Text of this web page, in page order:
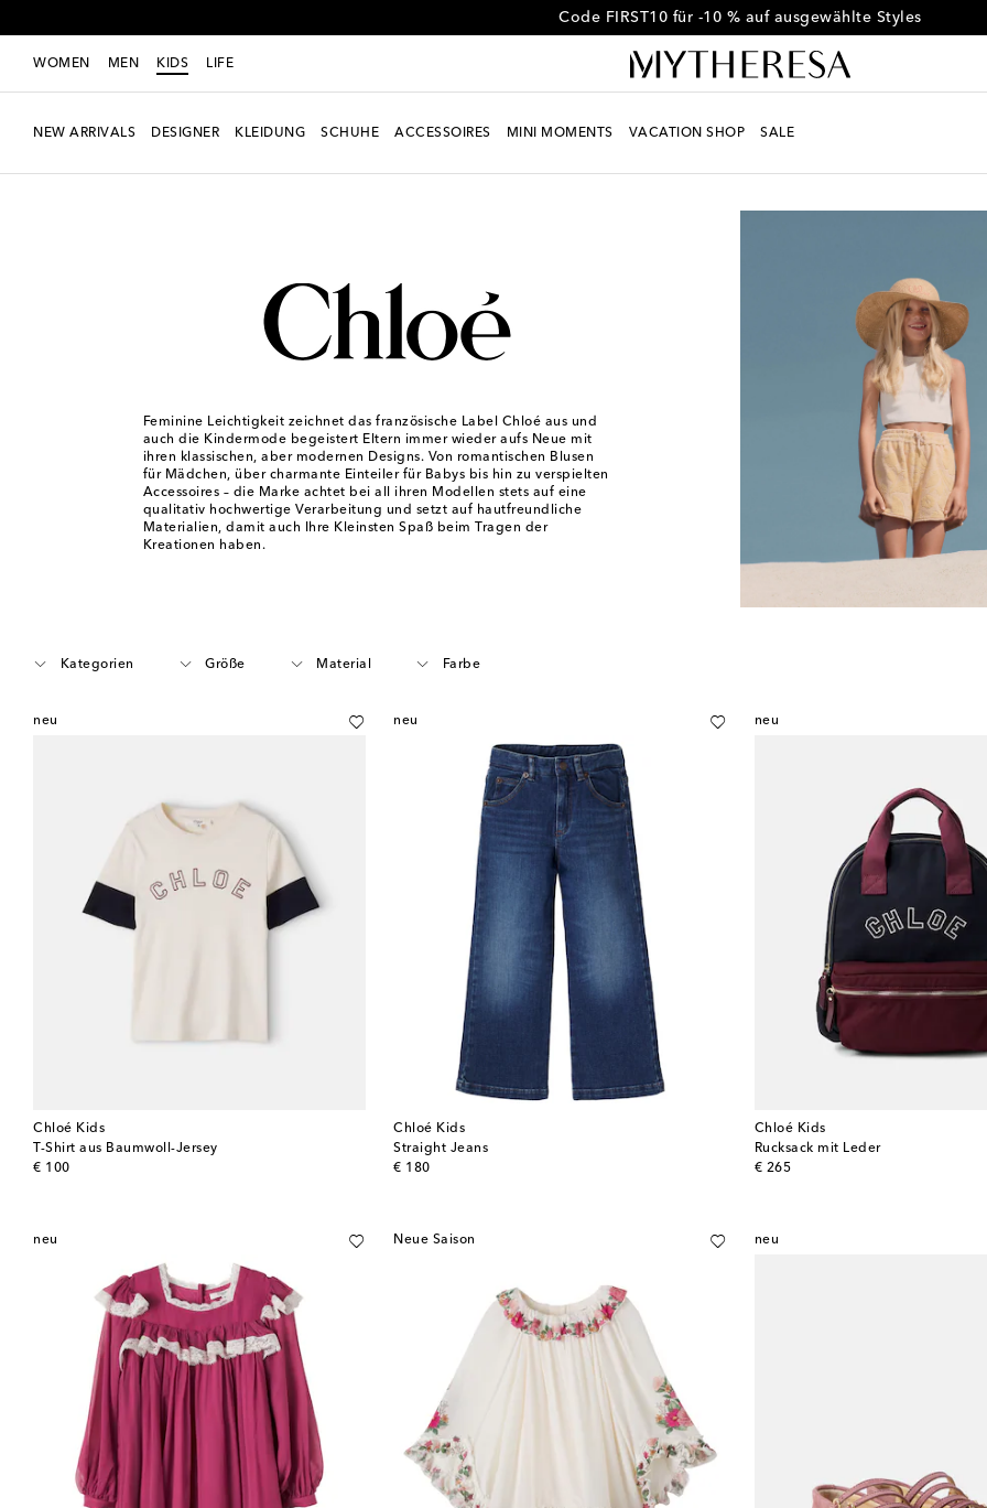
Code FIRST10 für -10 % auf ausgewählte Styles
WOMEN MEN KIDS LIFE
NEW ARRIVALS DESIGNER KLEIDUNG SCHUHE ACCESSOIRES MINI MOMENTS VACATION SHOP SALE
Feminine Leichtigkeit zeichnet das französische Label Chloé aus und
auch die Kindermode begeistert Eltern immer wieder aufs Neue mit
ihren klassischen, aber modernen Designs. Von romantischen Blusen
für Mädchen, über charmante Einteiler für Babys bis hin zu verspielten
Accessoires – die Marke achtet bei all ihren Modellen stets auf eine
qualitativ hochwertige Verarbeitung und setzt auf hautfreundliche
Materialien, damit auch Ihre Kleinsten Spaß beim Tragen der
Kreationen haben.
Kategorien Größe Material Farbe
neu
Chloé Kids
T-Shirt aus Baumwoll-Jersey
€ 100
original price
neu
Chloé Kids
Straight Jeans
€ 180
original price
neu
Chloé Kids
Rucksack mit Leder
€ 265
original price
neu Neue Saison neu